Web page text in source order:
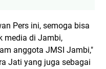
Pers ini, semoga bisa
media di Jambi,
anggota JMSI Jambi,"
Jati yang juga sebagai